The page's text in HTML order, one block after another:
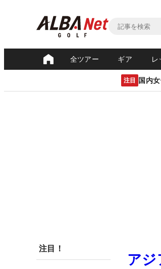
全ツアー ギア レ
注目 国内
注目！
ア